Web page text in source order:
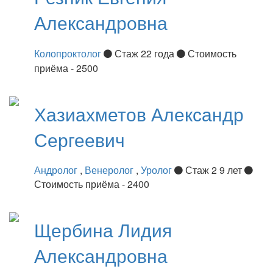
Александровна
Колопроктолог Стаж 22 года
Стоимость
приёма - 2500
Хазиахметов Александр
Сергеевич
Андролог , Венеролог , Уролог
Стаж 2 9 лет
Стоимость приёма - 2400
ЩербинаЛидия
Александровна